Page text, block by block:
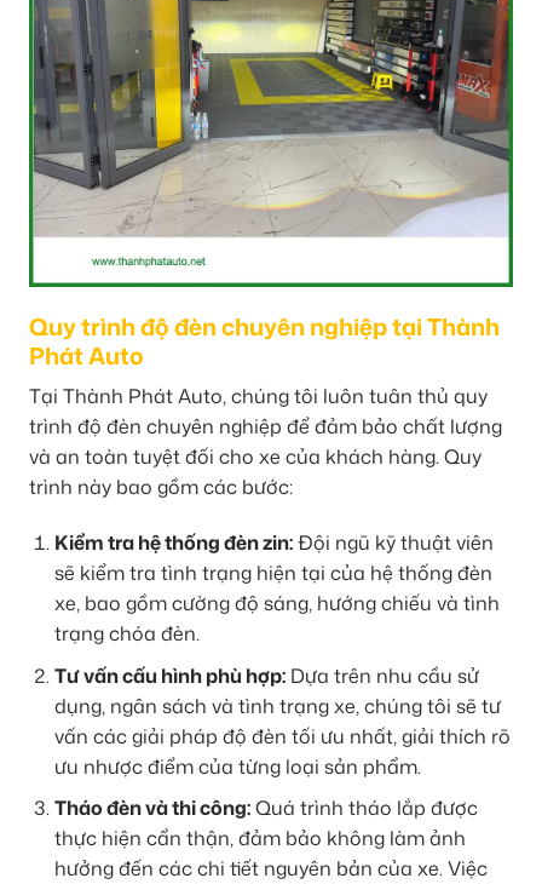
Quy trình độ đèn chuyên nghiệp tại Thành
Phát Auto
Tại Thành Phát Auto, chúng tôi luôn tuân thủ quy
trình độ đèn chuyên nghiệp để đảm bảo chất lượng
và an toàn tuyệt đối cho xe của khách hàng. Quy
trình này bao gồm các bước:
Kiểm tra hệ thống đèn zin:Đội ngũ kỹ thuật viên
sẽ kiểm tra tình trạng hiện tại của hệ thống đèn
xe, bao gồm cường độ sáng, hướng chiếu và tình
trạng chóa đèn.
Tư vấn cấu hình phù hợp:Dựa trên nhu cầu sử
dụng, ngân sách và tình trạng xe, chúng tôi sẽ tư
vấn các giải pháp độ đèn tối ưu nhất, giải thích rõ
ưu nhược điểm của từng loại sản phẩm.
Tháo đèn và thi công:Quá trình tháo lắp được
thực hiện cẩn thận, đảm bảo không làm ảnh
hưởng đến các chi tiết nguyên bản của xe. Việc